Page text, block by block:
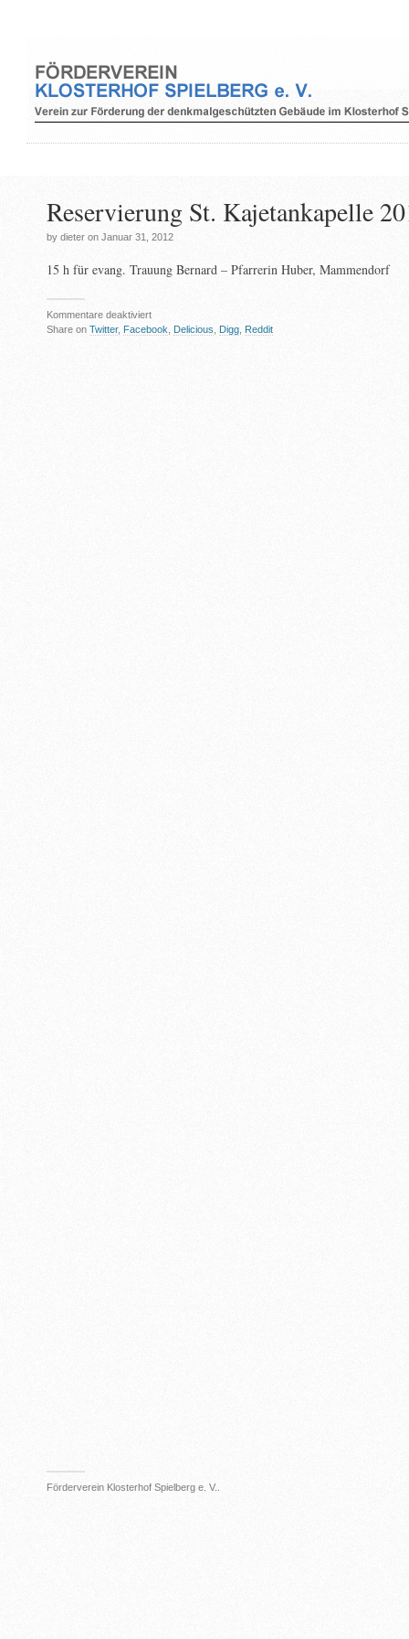
Reservierung St. Kajetankapelle
by dieter on Januar 31, 2012
15 h für evang. Trauung Bernard – Pfarrerin Huber, Mammendorf
Kommentare deaktiviertfür
Reservierung
Share on Twitter, Facebook Delicious Digg Reddit
Förderverein Klosterhof Spielberg e. V..